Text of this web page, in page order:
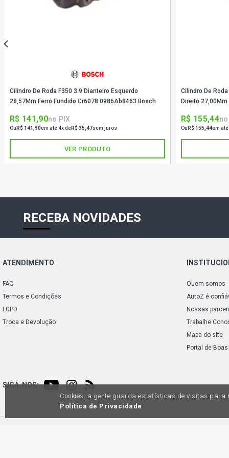
Cilindro De Roda F350 3.9 Dianteiro Esquerdo
28,57Mm Ferro Fundido Cr6078 0986Ab8463 Bosch
R$ 141,90no PIX
Ou R$ 141,90em até 4x deR$ 35,47sem juros
VER PRODUTO
Cilindro De
Direito
R$ 155,44no
Ou R$ 155,44em
RECEBA NOVIDADES
ATENDIMENTO
FAQ
Termos e Condições
LGPD
Troca e Devolução
Quem somos
AutoZ é
Nossas
Trabalhe
Mapa do site
Portal de
SIGA-NOS:
Cookies: a gente guarda estatísticas de visitas para
Política de Privacidade